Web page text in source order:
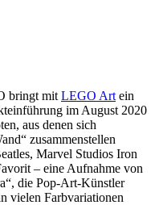
bringt mit LEGO Art ein
im August 2020
aus denen sich
zusammenstellen
Marvel Studios Iron
– eine Aufnahme von
die Pop-Art-Künstler
vielen Farbvariationen